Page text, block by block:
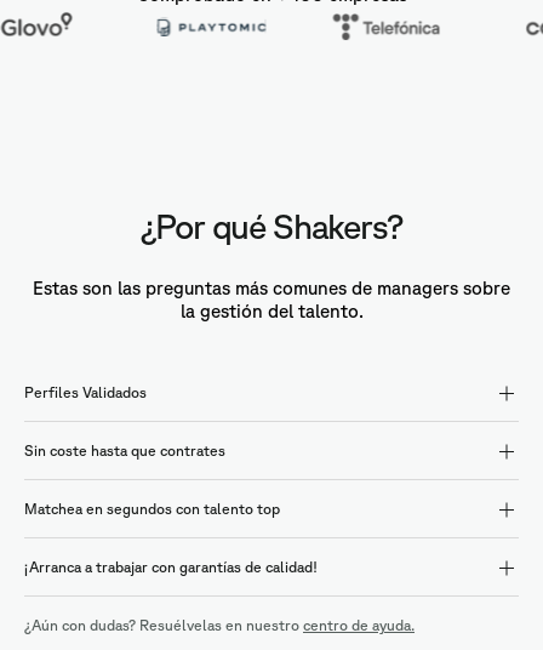
¿Por qué Shakers?
Estas son las preguntas más comunes de managers sobre
la gestión del talento.
Perfiles Validados
Sin coste hasta que contrates
Matchea en segundos con talento top
¡Arranca a trabajar con garantías de calidad!
¿Aún con dudas? Resuélvelas en nuestro centro de ayuda.